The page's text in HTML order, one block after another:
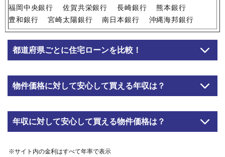
福岡中央銀行
佐賀共栄銀行 長崎銀行
熊本銀行
豊和銀行
宮崎太陽銀行 南日本銀行 沖縄海邦銀行
都道府県ごとに住宅ローンを比較！
物件価格に対して安心して買える年収は？
年収に対して安心して買える物件価格は？
※サイト内の金利はすべて年率で表示